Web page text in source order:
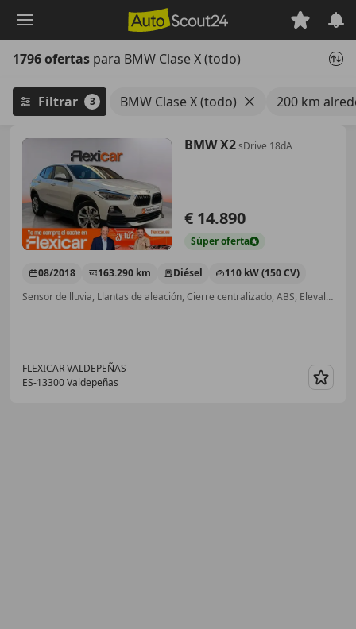
principal
1796 ofertas para BMW Clase X (todo)
Filtrar 3 BMW Clase X (todo) 200 km
BMW X2sDrive 18dA
€ 14.890
Súperoferta
08/2018 163.290 km Diésel
110 kW (150 CV)
Sensor de lluvia, Llantas de aleación, Cierre centralizado, ABS, Elevalunas eléctrico
FLEXICAR VALDEPEÑAS
ES-13300 Valdepeñas